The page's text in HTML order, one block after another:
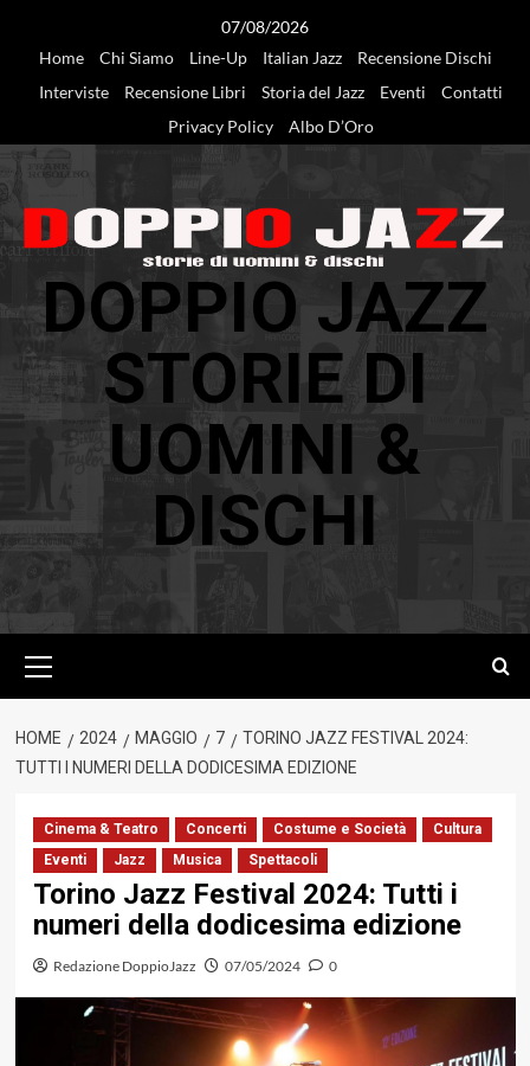
07/08/2026
Home
Chi Siamo Line-Up Italian Jazz
Recensione Dischi
Interviste
Recensione Libri Storia del Jazz Eventi
Contatti
Privacy Policy
Albo D’Oro
DOPPIO JAZZ
STORIE DI
UOMINI &
DISCHI
principale
HOME 2024 MAGGIO 7
TORINO JAZZ FESTIVAL 2024:
TUTTI I NUMERI DELLA DODICESIMA EDIZIONE
Cinema & Teatro Concerti Costume e Società
Cultura
Eventi
Jazz Musica Spettacoli
Torino Jazz Festival 2024: Tutti i
numeri della dodicesima edizione
Redazione DoppioJazz 07/05/2024 0